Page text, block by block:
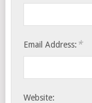
Email Address: *
Website: